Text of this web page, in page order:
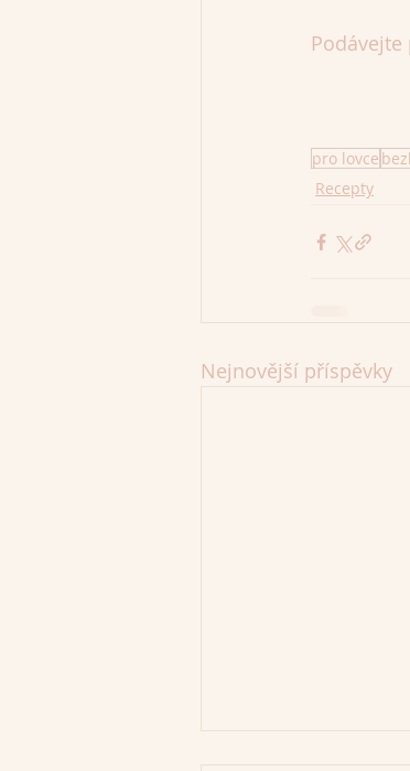
pro lovce
Recepty
Nejnovější příspěvky